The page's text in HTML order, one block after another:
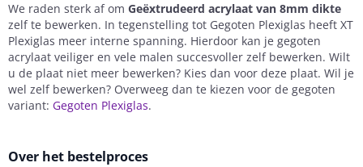
We raden sterk af om Geëxtrudeerd acrylaat van 8mm dikte
zelf te bewerken. In tegenstelling tot Gegoten Plexiglas heeft XT
Plexiglas meer interne spanning. Hierdoor kan je gegoten
acrylaat veiliger en vele malen succesvoller zelf bewerken. Wilt
u de plaat niet meer bewerken? Kies dan voor deze plaat. Wil je
wel zelf bewerken? Overweeg dan te kiezen voor de gegoten
variant: Gegoten Plexiglas.
Over het bestelproces